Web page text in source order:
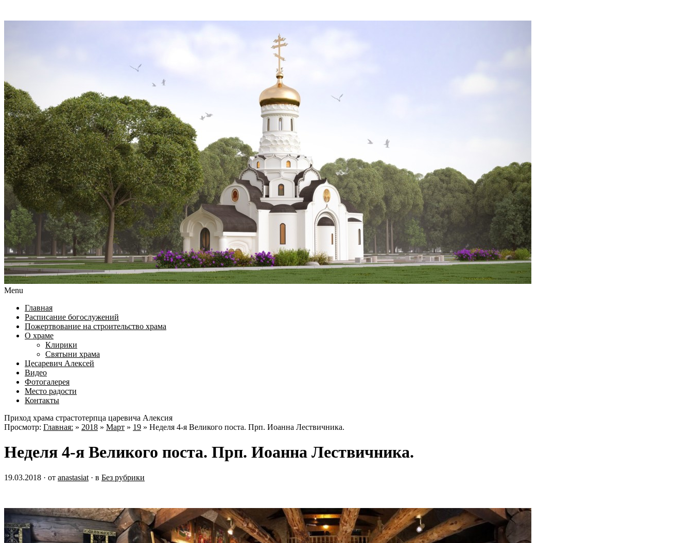
Menu
Главная
Расписание богослужений
Пожертвование на строительство храма
О храме
Клирики
Святыни храма
Цесаревич Алексей
Видео
Фотогалерея
Место радости
Контакты
Приход храма страстотерпца царевича Алексия
Просмотр: Главная: » 2018 » Март » 19 » Неделя 4-я Великого поста. Прп. Иоанна Лествичника.
Неделя 4-я Великого поста. Прп. Иоанна Лествичника.
19.03.2018 · от anastasiat · в Без рубрики